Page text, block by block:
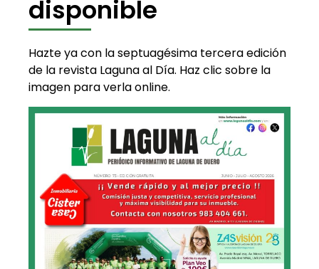
disponible
Hazte ya con la septuagésima tercera edición
de la revista Laguna al Día. Haz clic sobre la
imagen para verla online.